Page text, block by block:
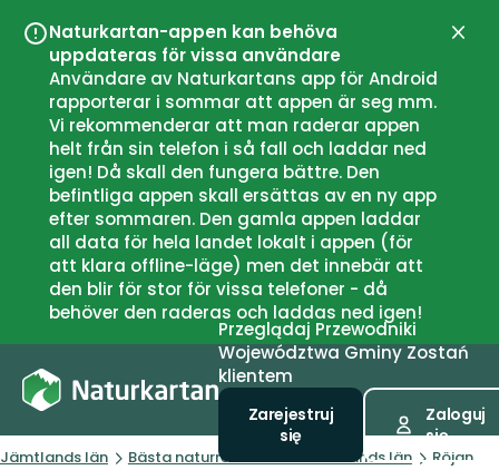
Naturkartan-appen kan behöva
uppdateras för vissa användare
Användare av Naturkartans app för Android
rapporterar i sommar att appen är seg mm.
Vi rekommenderar att man raderar appen
helt från sin telefon i så fall och laddar ned
igen! Då skall den fungera bättre. Den
befintliga appen skall ersättas av en ny app
efter sommaren. Den gamla appen laddar
all data för hela landet lokalt i appen (för
att klara offline-läge) men det innebär att
den blir för stor för vissa telefoner - då
behöver den raderas och laddas ned igen!
Przeglądaj Przewodniki
Województwa Gminy Zostań
klientem
Zarejestruj
się
Zaloguj
się
Jämtlands län Bästa naturreservaten i Jämtlands län Röjan